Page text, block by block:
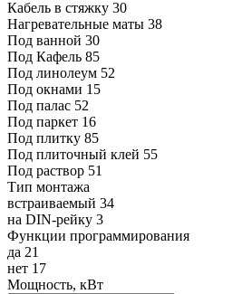
Кабель в стяжку 30
Нагревательные маты 38
Под ванной 30
Под Кафель 85
Под линолеум 52
Под окнами 15
Под палас 52
Под паркет 16
Под плитку 85
Под плиточный клей 55
Под раствор 51
Тип монтажа
встраиваемый 34
на DIN-рейку 3
Функции программирования
да 21
нет 17
Мощность, кВт